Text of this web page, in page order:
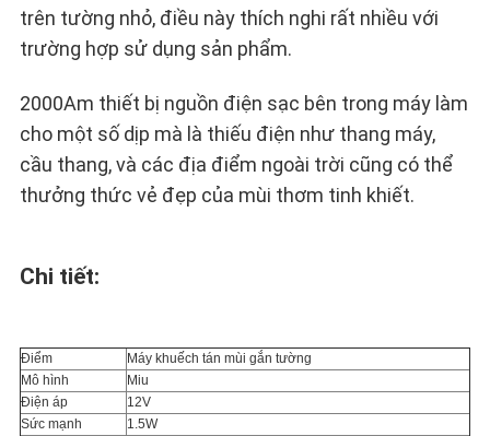
BẢO
trên tường nhỏ, điều này thích nghi rất nhiều với
trường hợp sử dụng sản phẩm.
2000Am thiết bị nguồn điện sạc bên trong máy làm
cho một số dịp mà là thiếu điện như thang máy,
cầu thang, và các địa điểm ngoài trời cũng có thể
thưởng thức vẻ đẹp của mùi thơm tinh khiết.
Chi tiết:
Điểm
Máy khuếch tán mùi gắn tường
Mô hình
Miu
Điện áp
12V
Sức mạnh
1.5W